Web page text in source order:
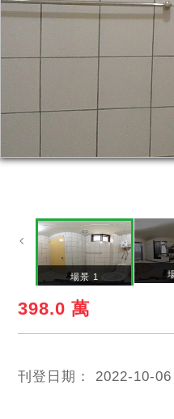
場景 1
398.0 萬
刊登日期： 2022-10-06